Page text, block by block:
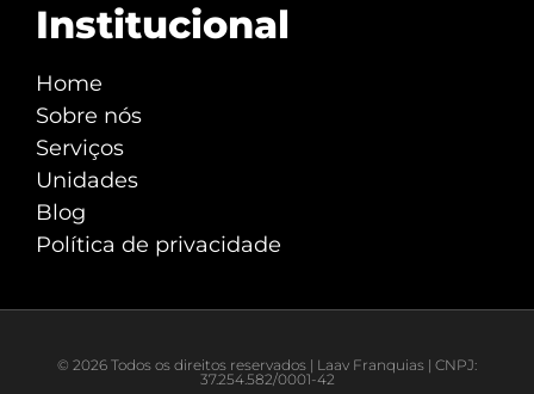
Institucional
Home
Sobre nós
Serviços
Unidades
Blog
Política de privacidade
© 2026 Todos os direitos reservados | Laav Franquias | CNPJ:
37.254.582/0001-42